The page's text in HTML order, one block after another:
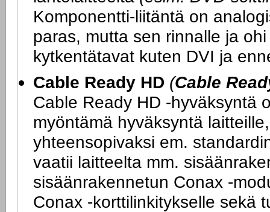
Komponentti-liitäntä on
paras, mutta sen rinnalle ja
kytkentätavat kuten DVI ja
Cable Ready HD (Cable
Cable Ready HD -hyväksyntä
myöntämä hyväksyntä
yhteensopivaksi em.
vaatii laitteelta mm.
sisäänrakennetun Conax -
Conax -korttilinkitykselle sekä